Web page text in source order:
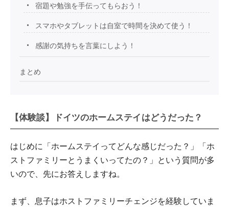
宿題や勉強を手伝ってもらおう！
スマホやタブレットは自室で時間を決めて使う！
感謝の気持ちを言葉にしよう！
まとめ
【体験談】ドイツのホームステイはどうだった？
はじめに「ホームステイってどんな感じだった？」「ホ
ストファミリーとうまくいってたの？」という質問が多
いので、先にお答えしますね。
まず、息子はホストファミリーチェンジを経験していま